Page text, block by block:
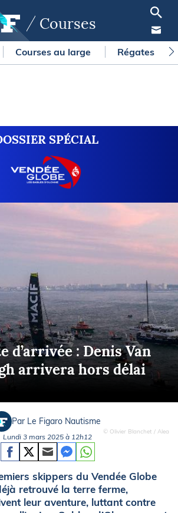
Courses
Courses au large Régates
SPÉCIAL
d’arrivée : Denis Van
arrivera hors délai
© Olivier Blanchet / Alea
Par Le Figaro Nautisme
Lundi 3 mars 2025 à 12h12
skippers du Vendée Globe
retrouvé la terre ferme,
leur aventure, luttant contre